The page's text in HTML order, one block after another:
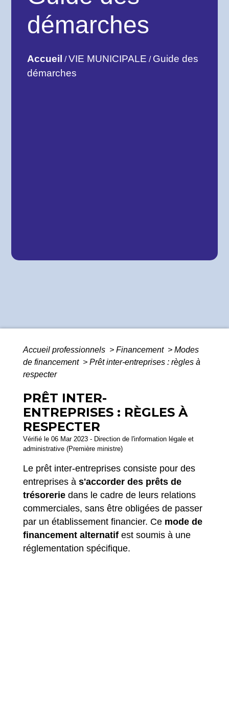
démarches
Accueil /VIE MUNICIPALE / Guide des
démarches
Accueil professionnels > Financement > Modes
de financement > Prêt inter-entreprises : règles à
respecter
PRÊT INTER-
ENTREPRISES : RÈGLES À
RESPECTER
Vérifié le 06 Mar 2023 - Direction de l'information légale et
administrative (Première ministre)
Le prêt inter-entreprises consiste pour des
entreprises à s'accorder des prêts de
trésorerie dans le cadre de leurs relations
commerciales, sans être obligées de passer
par un établissement financier. Ce mode de
financement alternatif est soumis à une
réglementation spécifique.